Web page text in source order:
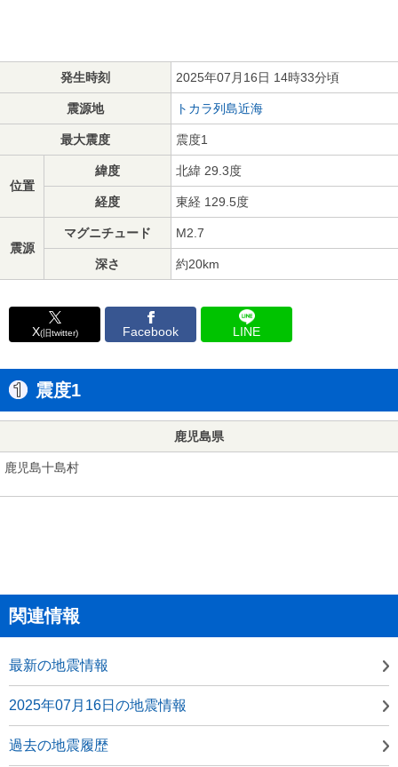
発生時刻 2025年07月16日 14時33分頃
震源地 トカラ列島近海
最大震度 震度1
位置
緯度 北緯 29.3度
経度 東経 129.5度
震源
マグニチュード M2.7
深さ 約20km
X(旧twitter) Facebook LINE
震度1
鹿児島県
鹿児島十島村
関連情報
最新の地震情報
2025年07月16日の地震情報
過去の地震履歴